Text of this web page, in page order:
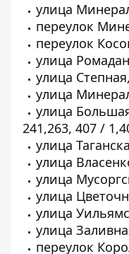
улица
переулок
переулок
улица
улица
улица
улица
241,263, 407 /
улица
улица
улица
улица
улица
улица
переулок